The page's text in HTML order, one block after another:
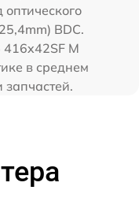
оптического
BDC.
M
в среднем